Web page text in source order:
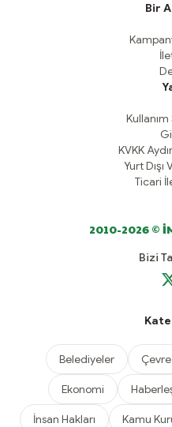
Bir
KVKK
Yurt Dışı
Ticari
2010-2026 ©
Bizi
Belediyeler Çevre
Ekonomi
İnsan Hakları Kamu